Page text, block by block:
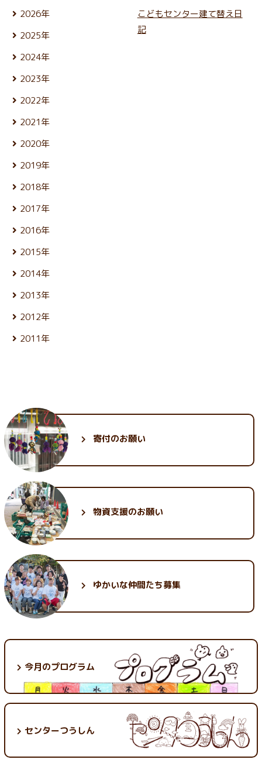
2026年
7月 (25)
6月 (26)
4月 (22)
2月 (21)
2025年
11月 (21)
10月 (25)
8月 (24)
6月 (23)
4月 (25)
3月 (24)
2月 (21)
1月 (22)
2024年
11月 (22)
10月 (25)
8月 (25)
6月 (24)
4月 (25)
3月 (25)
2月 (23)
1月 (21)
2023年
11月 (24)
10月 (24)
8月 (26)
6月 (26)
4月 (24)
3月 (26)
2月 (23)
1月 (24)
2022年
11月 (24)
10月 (26)
8月 (26)
6月 (30)
4月 (25)
3月 (25)
2月 (22)
1月 (21)
2021年
11月 (24)
10月 (25)
8月 (25)
6月 (26)
4月 (25)
3月 (25)
2月 (21)
1月 (22)
2020年
11月 (23)
10月 (27)
8月 (26)
6月 (25)
4月 (24)
3月 (25)
2月 (23)
1月 (22)
2019年
11月 (24)
10月 (23)
8月 (26)
6月 (25)
4月 (24)
3月 (25)
2月 (23)
1月 (23)
2018年
11月 (25)
10月 (26)
8月 (26)
6月 (27)
4月 (25)
3月 (25)
2月 (23)
1月 (23)
2017年
11月 (25)
10月 (25)
8月 (26)
6月 (27)
4月 (23)
3月 (26)
2月 (23)
2016年
11月 (24)
10月 (24)
8月 (25)
6月 (27)
4月 (24)
2015年
11月 (25)
10月 (26)
8月 (26)
6月 (27)
2014年
11月 (25)
10月 (25)
8月 (25)
2月 (24)
1月 (23)
2013年
11月 (26)
10月 (28)
4月 (25)
3月 (26)
2月 (25)
1月 (25)
2012年
11月 (25)
5月 (28)
4月 (26)
3月 (30)
2月 (32)
1月 (30)
2011年
7月 (31)
6月 (35)
5月 (30)
こどもセンター建て替え日
記
寄付のお願い
物資支援のお願い
ゆかいな仲間たち募集
今月のプログラム
センターつうしん